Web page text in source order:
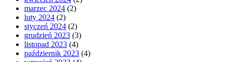
marzec 2024 (2)
luty 2024 (2)
styczeń 2024 (2)
grudzień 2023 (3)
listopad 2023 (4)
październik 2023 (4)